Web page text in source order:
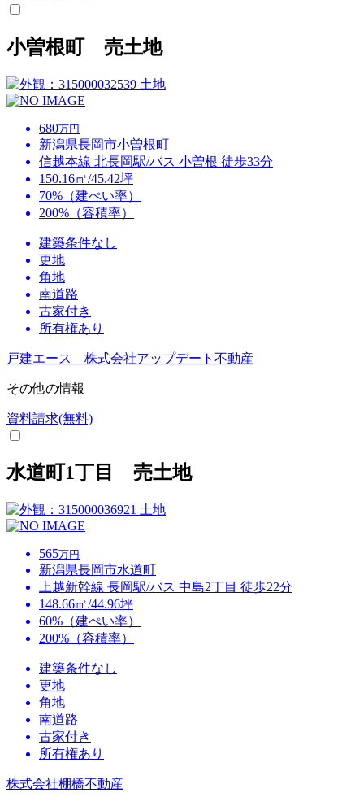
小曽根町 売土地
土地
680万円
新潟県長岡市小曽根町
信越本線 北長岡駅/バス 小曽根 徒歩33分
150.16㎡/45.42坪
70%（建ぺい率）
200%（容積率）
建築条件なし
更地
角地
南道路
古家付き
所有権あり
戸建エース 株式会社アップデート不動産
その他の情報
資料請求(無料)
水道町1丁目 売土地
土地
565万円
新潟県長岡市水道町
上越新幹線 長岡駅/バス 中島2丁目 徒歩22分
148.66㎡/44.96坪
60%（建ぺい率）
200%（容積率）
建築条件なし
更地
角地
南道路
古家付き
所有権あり
株式会社棚橋不動産